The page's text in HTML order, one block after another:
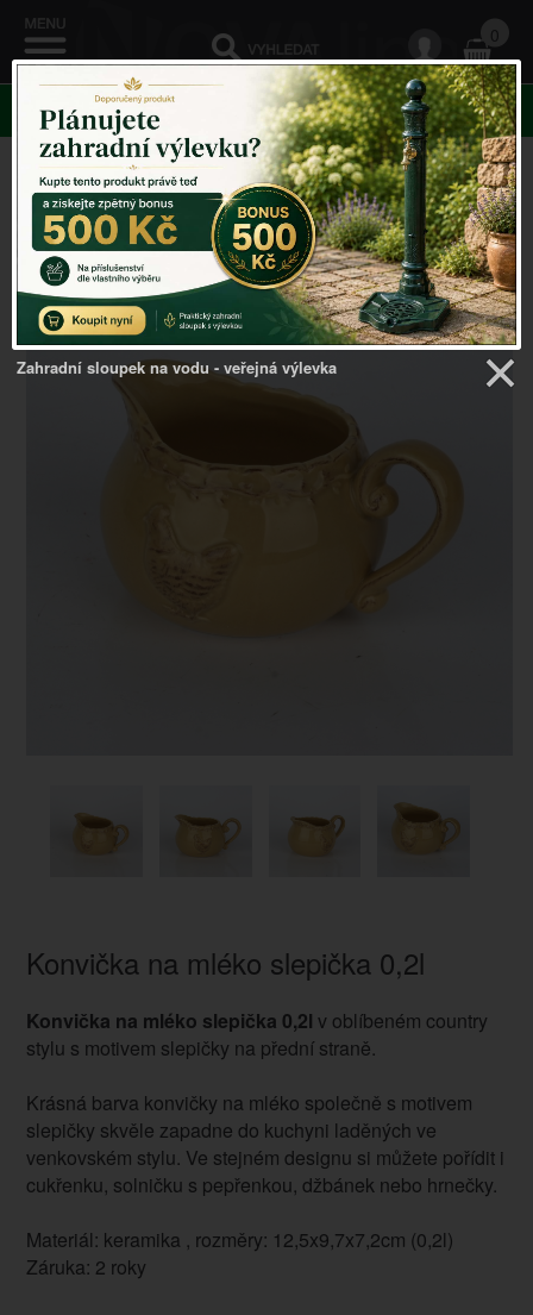
0
KATEGORIE
Venkovský domov ->Doplňky do kuchyně-> Konvička
na mléko slepička 0,2l
Konvička na mléko slepička 0,2l
Konvička na mléko slepička 0,2l v oblíbeném country
stylu s motivem slepičky na přední straně.
Krásná barva konvičky na mléko společně s motivem
slepičky skvěle zapadne do kuchyni laděných ve
venkovském stylu. Ve stejném designu si můžete pořídit i
cukřenku, solničku s pepřenkou, džbánek nebo hrnečky.
Materiál: keramika , rozměry: 12,5x9,7x7,2cm (0,2l)
Záruka: 2 roky
Zahradní sloupek na vodu - veřejná výlevka